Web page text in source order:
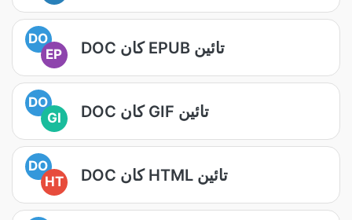
DO
EP
DOC کان EPUB تائين
DO
GI
DOC کان GIF تائين
DO
HT
DOC کان HTML تائين